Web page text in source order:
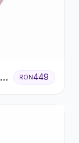
RON449